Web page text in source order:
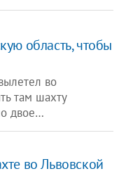
область, чтобы
во
там шахту
двое…
во Львовской